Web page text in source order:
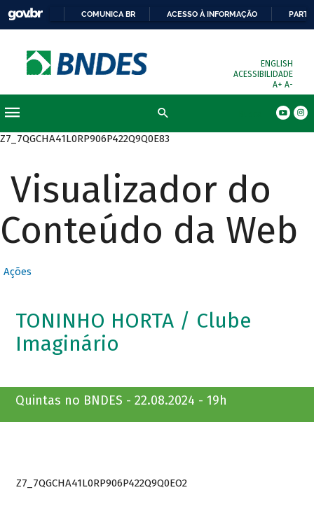
COMUNICA BR ACESSO À INFORMAÇÃO
ENGLISH
ACESSIBILIDADE
A+ A-
Z7_7QGCHA41L0RP906P422Q9Q0E83
Visualizador do
Conteúdo da Web
Ações
TONINHO HORTA / Clube
Imaginário
Quintas no BNDES - 22.08.2024 - 19h
Z7_7QGCHA41L0RP906P422Q9Q0EO2